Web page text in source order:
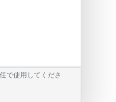
で使用してくださ